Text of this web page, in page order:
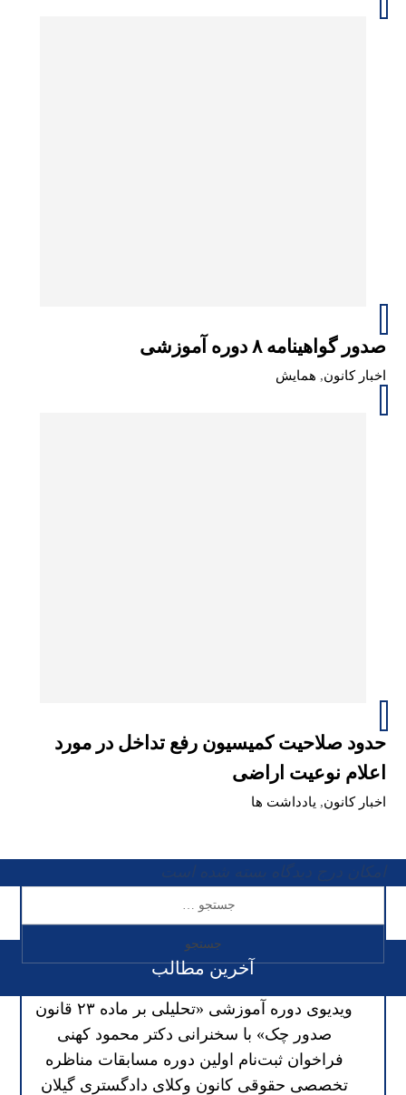
صدور گواهینامه‌ ۸ دوره آموزشی
اخبار کانون, همایش
حدود صلاحیت کمیسیون رفع تداخل در مورد
اعلام نوعیت اراضی
اخبار کانون, یادداشت ها
آخرین مطالب
ویدیوی دوره آموزشی «تحلیلی بر ماده ۲۳ قانون
صدور چک» با سخنرانی دکتر محمود کهنی
فراخوان ثبت‌نام اولین دوره مسابقات مناظره
تخصصی حقوقی کانون وکلای دادگستری گیلان